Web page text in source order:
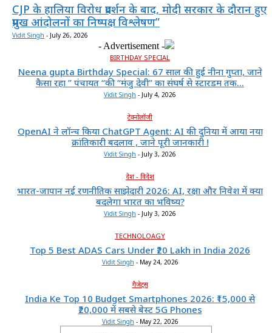
CJP के हालिया विरोध प्रदर्शन के बाद, मोदी सरकार के दौरान हुए
प्रमुख आंदोलनों का निष्पक्ष विश्लेषण”
Vidit Singh - July 26, 2026
- Advertisement -
BIRTHDAY SPECIAL
Neena gupta Birthday Special: 67 साल की हुईं नीना गुप्ता, जाने
कैसा रहा ” पंचायत “की “मंजु देवी” का संघर्ष से स्टारडम तक...
Vidit Singh - July 4, 2026
टेक्नोलॉजी
OpenAI ने लॉन्च किया ChatGPT Agent: AI की दुनिया में आया नया
क्रांतिकारी बदलाव , जाने पूरी जानकारी !
Vidit Singh - July 3, 2026
देश - विदेश
भारत-जापान नई रणनीतिक साझेदारी 2026: AI, रक्षा और निवेश में क्या
बदलेगा भारत का भविष्य?
Vidit Singh - July 3, 2026
TECHNOLOAGY
Top 5 Best ADAS Cars Under ₹20 Lakh in India 2026
Vidit Singh - May 24, 2026
गैजेट्स
India Ke Top 10 Budget Smartphones 2026: ₹15,000 से
₹20,000 में सबसे बेस्ट 5G Phones
Vidit Singh - May 22, 2026